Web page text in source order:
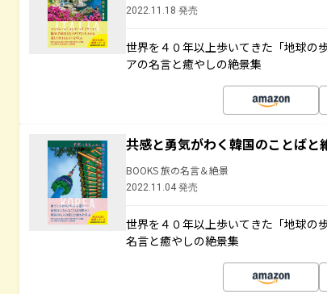
2022.11.18 発売
世界を４０年以上歩いてきた「地球の
アの名言と癒やしの絶景集
共感と勇気がわく韓国のことばと
BOOKS 旅の名言＆絶景
2022.11.04 発売
世界を４０年以上歩いてきた「地球の
名言と癒やしの絶景集